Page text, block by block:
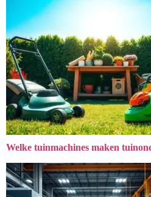
Welke tuinmachines maken